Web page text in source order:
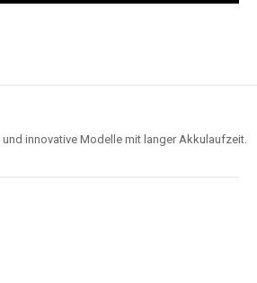
und innovative Modelle mit langer Akkulaufzeit.